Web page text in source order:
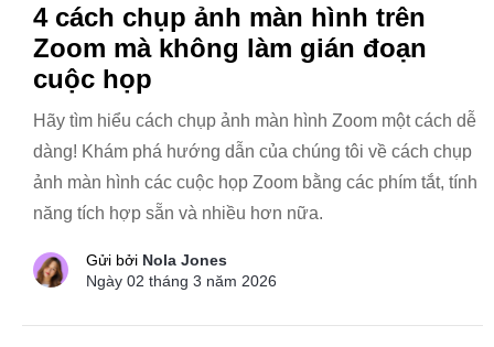
4 cách chụp ảnh màn hình trên
Zoom mà không làm gián đoạn
cuộc họp
Hãy tìm hiểu cách chụp ảnh màn hình Zoom một cách dễ
dàng! Khám phá hướng dẫn của chúng tôi về cách chụp
ảnh màn hình các cuộc họp Zoom bằng các phím tắt, tính
năng tích hợp sẵn và nhiều hơn nữa.
Gửi bởi Nola Jones
Ngày 02 tháng 3 năm 2026